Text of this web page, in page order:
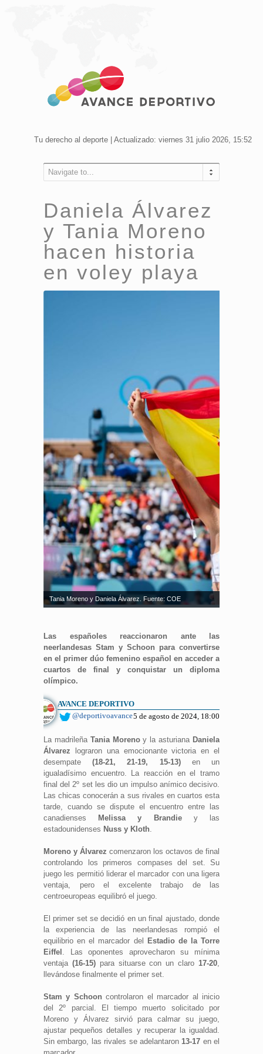
Tu derecho al deporte | Actualizado: viernes 31 julio 2026, 15:52
Navigate to...
Daniela Álvarez
y Tania Moreno
hacen historia
en voley playa
Tania Moreno y Daniela Álvarez. Fuente: COE
Las españoles reaccionaron ante las
neerlandesas Stam y Schoon para convertirse
en el primer dúo femenino español en acceder a
cuartos de final y conquistar un diploma
olímpico.
AVANCE DEPORTIVO
@deportivoavance5 de agosto de 2024, 18:00
La madrileña Tania Morenoy la asturiana Daniela
Álvarez lograron una emocionante victoria en el
desempate(18-21, 21-19, 15-13)en un
igualadísimo encuentro. La reacción en el tramo
final del 2º set les dio un impulso anímico decisivo.
Las chicas conocerán a sus rivales en cuartos esta
tarde, cuando se dispute el encuentro entre las
canadienses Melissa y Brandiey las
estadounidenses Nuss y Kloth
Moreno y Álvarez comenzaron los octavos de final
controlando los primeros compases del set. Su
juego les permitió liderar el marcador con una ligera
ventaja, pero el excelente trabajo de las
centroeuropeas equilibró el juego.
El primer set se decidió en un final ajustado, donde
la experiencia de las neerlandesas rompió el
equilibrio en el marcador del Estadio de la Torre
Eiffel . Las oponentes aprovecharon su mínima
ventaja (16-15)para situarse con un claro 17-20
llevándose finalmente el primer set.
Stam y Schoon controlaron el marcador al inicio
del 2º parcial. El tiempo muerto solicitado por
Moreno y Álvarez sirvió para calmar su juego,
ajustar pequeños detalles y recuperar la igualdad.
Sin embargo, las rivales se adelantaron 13-17 en el